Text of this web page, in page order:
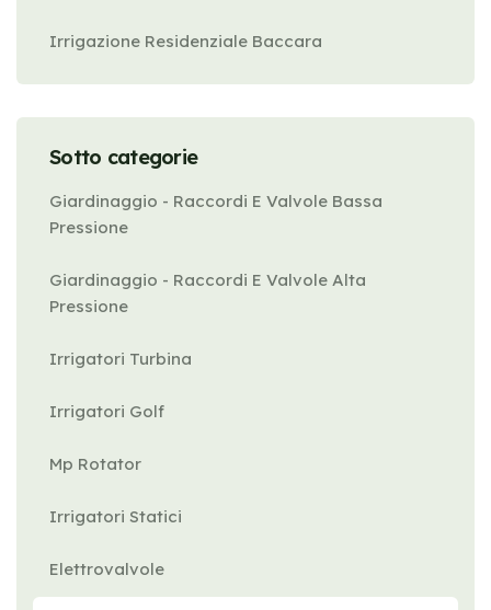
Irrigazione Residenziale Baccara
Sotto categorie
Giardinaggio - Raccordi E Valvole Bassa
Pressione
Giardinaggio - Raccordi E Valvole Alta
Pressione
Irrigatori Turbina
Irrigatori Golf
Mp Rotator
Irrigatori Statici
Elettrovalvole